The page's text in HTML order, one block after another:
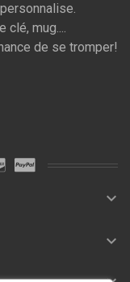
clé, mug....
de se tromper!
expand_more
expand_more